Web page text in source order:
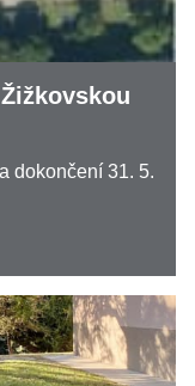
dokončení 31. 5.